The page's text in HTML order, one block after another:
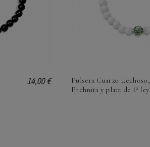
14,00 €
Pulsera Cuarzo Lechoso,
Prehnita y plata de 1ª ley